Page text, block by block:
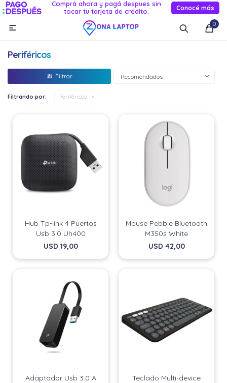
Comprá ahora y pagá despues sin
tocar tu tarjeta de crédito.
Conocé más
0

Periféricos
Recomendados
Filtrando por: Periféricos
Hub Tp-link 4 Puertos
Usb 3.0 Uh400
USD 19,00
Mouse Pebble Bluetooth
M350s White
USD 42,00
Adaptador Usb 3.0 A
Teclado Multi-device
MI CUENTA
Novedades
Informática
Relojes smart